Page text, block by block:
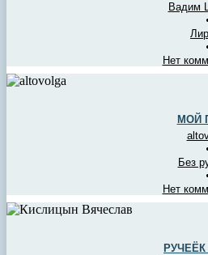
Вадим
Нет
МОЙ
Без
Нет